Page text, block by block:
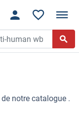
de notre catalogue .